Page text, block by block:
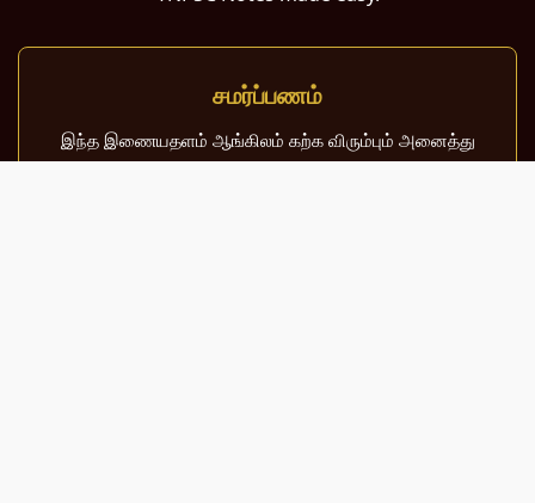
சமர்ப்பணம்
இந்த இணையதளம் ஆங்கிலம் கற்க விரும்பும் அனைத்து